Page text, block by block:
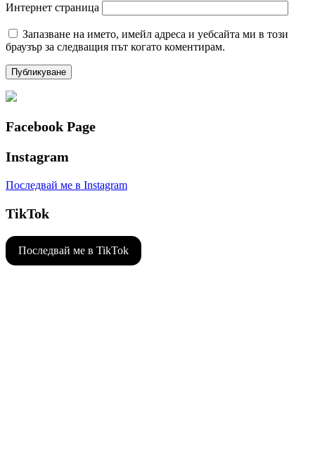
Интернет страница
Запазване на името, имейл адреса и уебсайта ми в този
браузър за следващия път когато коментирам.
Facebook Page
Instagram
Последвай ме в Instagram
TikTok
Последвай ме в TikTok